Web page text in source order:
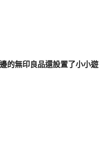
的無印良品還設置了小小遊